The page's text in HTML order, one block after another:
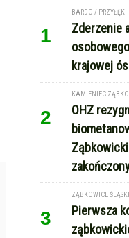
1
BARDO / PRZYŁĘK
Zderzenie
krajowej
2
KAMIENIEC
OHZ
3
ZĄBKOWICE
Pierwsza